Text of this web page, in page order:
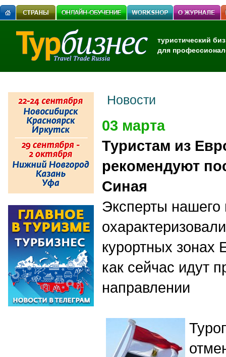
туристический
для
Новости
03 марта
Туристам из
рекомендуют
Синая
Эксперты нашего
курортных зонах
как сейчас идут
направлении